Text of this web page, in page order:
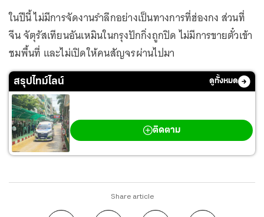
ในปีนี้ ไม่มีการจัดงานรำลึกอย่างเป็นทางการที่ฮ่องกง ส่วนที่
จีน จัตุรัสเทียนอันเหมินในกรุงปักกิ่งถูกปิด ไม่มีการขายตั๋วเข้า
ชมพื้นที่ และไม่เปิดให้คนสัญจรผ่านไปมา
สรุปไทม์ไลน์ ดูทั้งหมด
ติดตาม
Share article